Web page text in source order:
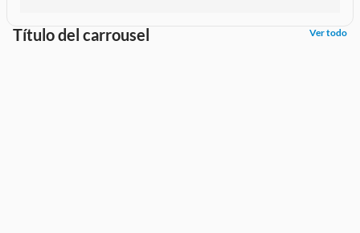
Título del carrousel Ver todo